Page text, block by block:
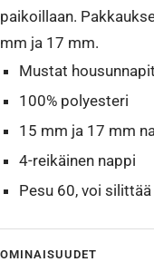
paikoillaan.
mm ja 17 mm.
Mustat housunnapit
100% polyesteri
15 mm ja 17 mm
4-reikäinen nappi
Pesu 60, voi silittää
OMINAISUUDET